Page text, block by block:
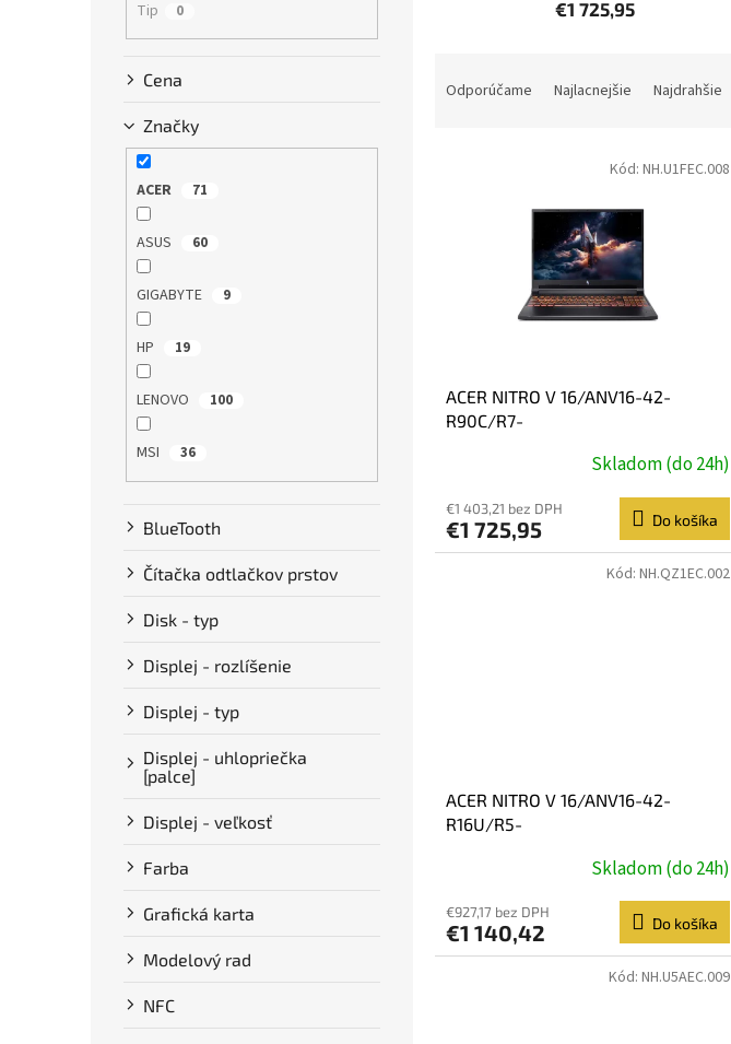
Tip 0
Cena
Značky
ACER 71
ASUS 60
GIGABYTE 9
HP 19
LENOVO 100
MSI 36
BlueTooth
Čítačka odtlačkov prstov
Disk - typ
Displej - rozlíšenie
Displej - typ
Displej - uhlopriečka
[palce]
Displej - veľkosť
Farba
Grafická karta
Modelový rad
NFC
€1 725,95
Odporúčame Najlacnejšie Najdrahšie
ACER NITRO V 16/ANV16-42-
R90C/R7-
5070/bez OS/Black/2RSkladom (do 24h)
€1 403,21 bez DPH
€1 725,95 Do košíka
Kód: NH.U1FEC.008
ACER NITRO V 16/ANV16-42-
R16U/R5-
3050/W11H/Black/2RSkladom (do 24h)
€927,17 bez DPH
€1 140,42 Do košíka
Kód: NH.QZ1EC.002
Kód: NH.U5AEC.009